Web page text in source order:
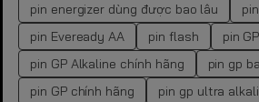
pin energizer dùng được bao lâu
pin Eveready AA
pin flash pin GP
pin GP Alkaline chính hãng
pin gp
pin GP chính hãng
pin gp ultra